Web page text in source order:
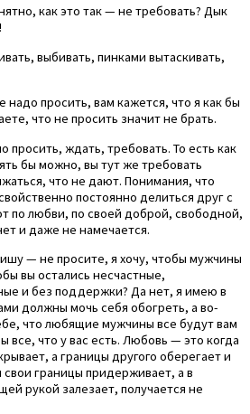
как это так — не требовать? Дык
выбивать, пинками вытаскивать,
надо просить, вам кажется, что я как бы
что не просить значит не брать.
просить, ждать, требовать. То есть как
бы можно, вы тут же требовать
что не дают. Понимания, что
постоянно делиться друг с
по любви, по своей доброй, свободной,
и даже не намечается.
— не просите, я хочу, чтобы мужчины
вы остались несчастные,
и без поддержки? Да нет, я имею в
должны мочь себя обогреть, а во-
что любящие мужчины все будут вам
все, что у вас есть. Любовь — это когда
а границы другого оберегает и
границы придерживает, а в
рукой залезает, получается не